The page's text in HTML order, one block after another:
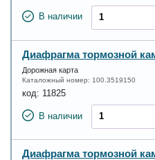
В наличии
Диафрагма тормозной
Дорожная карта
Каталожный номер: 100.3519150
код: 11825
В наличии
Диафрагма тормозной